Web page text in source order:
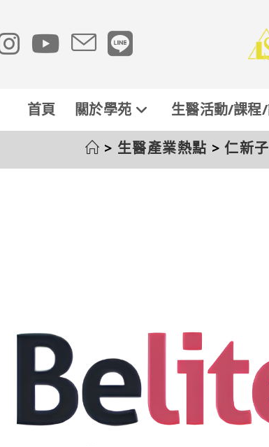
首頁 關於學苑 生醫活動/課程
> 生醫產業熱點 > 仁新